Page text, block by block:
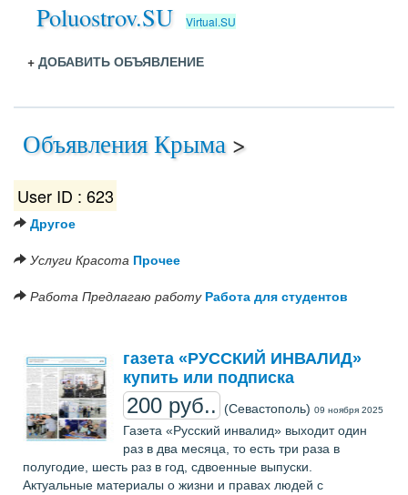
Poluostrov.SU Virtual.SU
+ ДОБАВИТЬ ОБЪЯВЛЕНИЕ
Объявления Крыма >
User ID : 623
Другое
Услуги Красота Прочее
Работа Предлагаю работуРабота для студентов
газета «РУССКИЙ ИНВАЛИД»
купить или подписка
200 руб.. (Севастополь) 09 ноября 2025
Газета «Русский инвалид» выходит один
раз в два месяца, то есть три раза в
полугодие, шесть раз в год, сдвоенные выпуски.
Актуальные материалы о жизни и правах людей с